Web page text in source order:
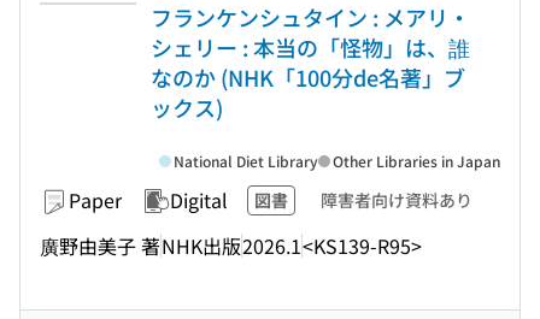
フランケンシュタイン : メアリ・
シェリー : 本当の「怪物」は、誰
なのか (NHK「100分de名著」ブ
ックス)
Paper Digital 図書 障害者向け資料あり
廣野由美子 著NHK出版2026.1<KS139-R95>
National Diet Library Other Libraries in Japan